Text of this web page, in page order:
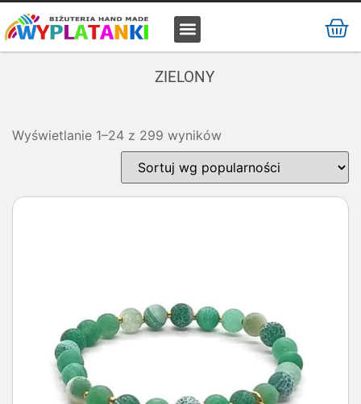
ZIELONY
Wyświetlanie 1–24 z 299 wyników